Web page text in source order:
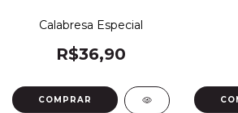
Calabresa Especial
R$36,90